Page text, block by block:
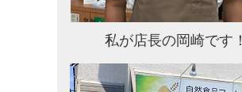
私が店長の岡崎です！